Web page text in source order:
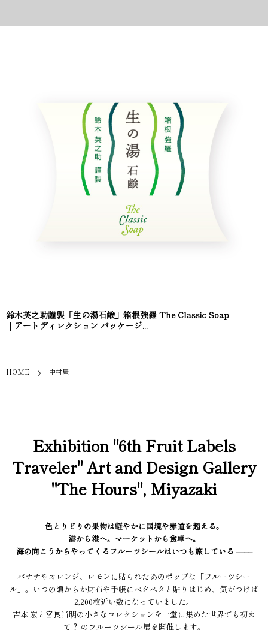
鈴木英之助謹製「生の湯石鹸」箱根強羅 The Classic Soap
｜アートディレクション パッケージ...
HOME 中村屋
Exhibition "6th Fruit Labels
Traveler" Art and Design Gallery
"The Hours", Miyazaki
色とりどりの果物は軽やかに国境や赤道を超える。
港から港へ。マーケットから食卓へ。
海の向こうからやってくるフルーツシールはいつも旅している ––––
バナナやオレンジ、レモンに貼られたあのポップな「フルーツシー
ル」。いつの頃からか財布や手帳にペタペタと貼りはじめ、気がつけば
2,200枚近い数になっていました。
吉本 宏と宮良当明の小さなコレクションを一堂に集めた世界でも初め
て？ のフルーツシール展を開催します。